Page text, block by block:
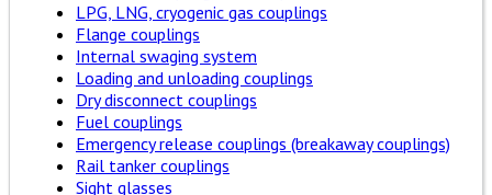
LPG, LNG, cryogenic gas couplings
Flange couplings
Internal swaging system
Loading and unloading couplings
Dry disconnect couplings
Fuel couplings
Emergency release couplings (breakaway couplings)
Rail tanker couplings
Sight glasses